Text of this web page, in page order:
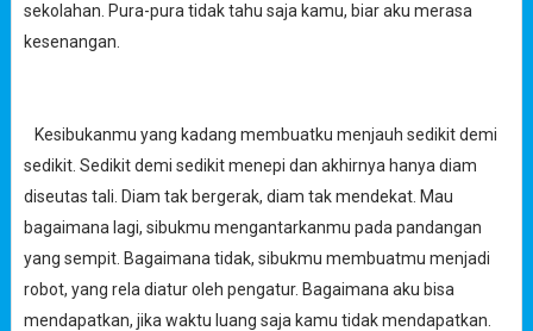
sekolahan. Pura-pura tidak tahu saja kamu, biar aku merasa
kesenangan.
Kesibukanmu yang kadang membuatku menjauh sedikit demi
sedikit. Sedikit demi sedikit menepi dan akhirnya hanya diam
diseutas tali. Diam tak bergerak, diam tak mendekat. Mau
bagaimana lagi, sibukmu mengantarkanmu pada pandangan
yang sempit. Bagaimana tidak, sibukmu membuatmu menjadi
robot, yang rela diatur oleh pengatur. Bagaimana aku bisa
mendapatkan, jika waktu luang saja kamu tidak mendapatkan.